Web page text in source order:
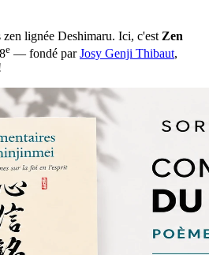
lignée Deshimaru. Ici, c'est Zen
e — fondé parJosy Genji Thibaut,